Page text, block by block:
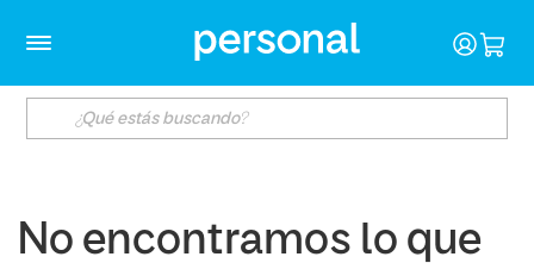
No encontramos lo que